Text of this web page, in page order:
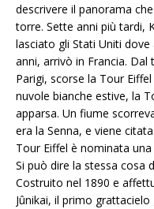
descrivere il panorama
torre. Sette anni più tardi,
lasciato gli Stati Uniti
anni, arrivò in Francia.
Parigi, scorse la Tour
nuvole bianche estive, la
apparsa. Un fiume
era la Senna, e viene
Tour Eiffel è nominata
Si può dire la stessa cosa
Costruito nel 1890 e
Jûnikai, il primo